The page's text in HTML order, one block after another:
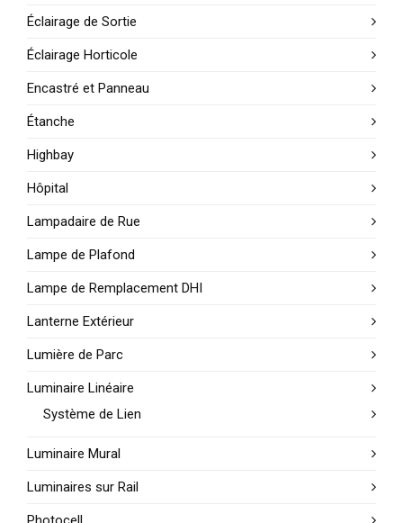
Éclairage de Sortie
Éclairage Horticole
Encastré et Panneau
Étanche
Highbay
Hôpital
Lampadaire de Rue
Lampe de Plafond
Lampe de Remplacement DHI
Lanterne Extérieur
Lumière de Parc
Luminaire Linéaire
Système de Lien
Luminaire Mural
Luminaires sur Rail